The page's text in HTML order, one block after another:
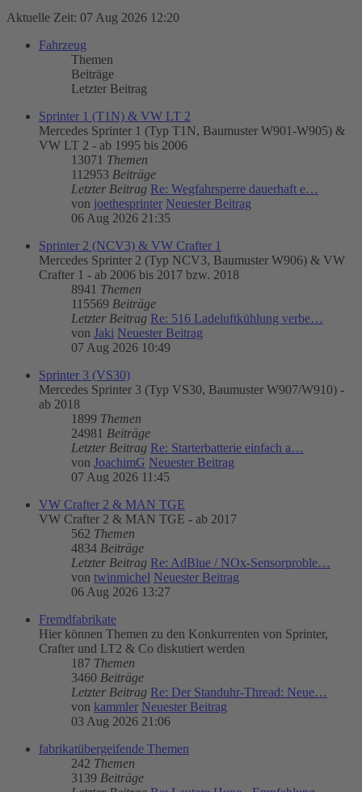
Aktuelle Zeit: 07 Aug 2026 12:20
Fahrzeug
Themen
Beiträge
Letzter Beitrag
Sprinter 1 (T1N) & VW LT 2
Mercedes Sprinter 1 (Typ T1N, Baumuster W901-W905) &
VW LT 2 - ab 1995 bis 2006
13071 Themen
112953 Beiträge
Letzter Beitrag Re: Wegfahrsperre dauerhaft e…
von joethesprinter Neuester Beitrag
06 Aug 2026 21:35
Sprinter 2 (NCV3) & VW Crafter 1
Mercedes Sprinter 2 (Typ NCV3, Baumuster W906) & VW
Crafter 1 - ab 2006 bis 2017 bzw. 2018
8941 Themen
115569 Beiträge
Letzter Beitrag Re: 516 Ladeluftkühlung verbe…
von Jaki Neuester Beitrag
07 Aug 2026 10:49
Sprinter 3 (VS30)
Mercedes Sprinter 3 (Typ VS30, Baumuster W907/W910) -
ab 2018
1899 Themen
24981 Beiträge
Letzter Beitrag Re: Starterbatterie einfach a…
von JoachimG Neuester Beitrag
07 Aug 2026 11:45
VW Crafter 2 & MAN TGE
VW Crafter 2 & MAN TGE - ab 2017
562 Themen
4834 Beiträge
Letzter Beitrag Re: AdBlue / NOx-Sensorproble…
von twinmichel Neuester Beitrag
06 Aug 2026 13:27
Fremdfabrikate
Hier können Themen zu den Konkurrenten von Sprinter,
Crafter und LT2 & Co diskutiert werden
187 Themen
3460 Beiträge
Letzter Beitrag Re: Der Standuhr-Thread: Neue…
von kammler Neuester Beitrag
03 Aug 2026 21:06
fabrikatübergeifende Themen
242 Themen
3139 Beiträge